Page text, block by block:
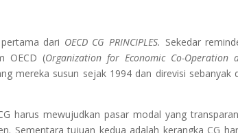
dari OECD CG PRINCIPLES. Sekedar
OECD (Organization for Economic Co-Operation
mereka susun sejak 1994 dan direvisi sebanyak
harus mewujudkan pasar modal yang
Sementara tujuan kedua adalah kerangka CG